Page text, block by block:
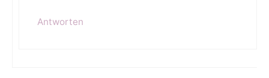
Antworten